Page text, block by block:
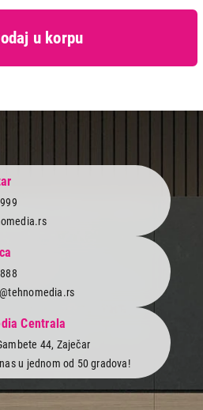
po osnovu zakona o
u korpu
u korpu.
Centrala
44, Zaječar
u jednom od 50 gradova!